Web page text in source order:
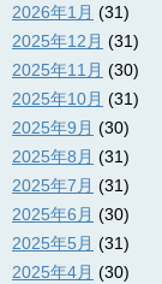
2026年1月 (31)
2025年12月 (31)
2025年11月 (30)
2025年10月 (31)
2025年9月 (30)
2025年8月 (31)
2025年7月 (31)
2025年6月 (30)
2025年5月 (31)
2025年4月 (30)